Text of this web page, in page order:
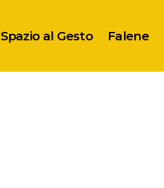
Spazio al Gesto Falene